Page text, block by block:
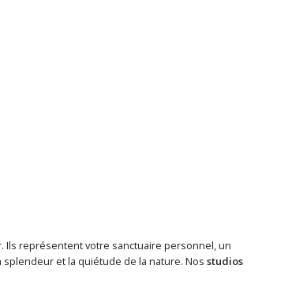
Ils représentent votre sanctuaire personnel, un
et la quiétude de la nature. Nos studios